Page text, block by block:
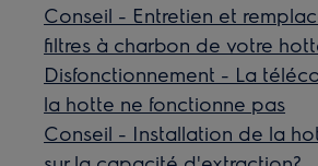
Conseil - Entretien et
filtres à charbon de votre
Disfonctionnement - La
la hotte ne fonctionne pas
Conseil - Installation de la